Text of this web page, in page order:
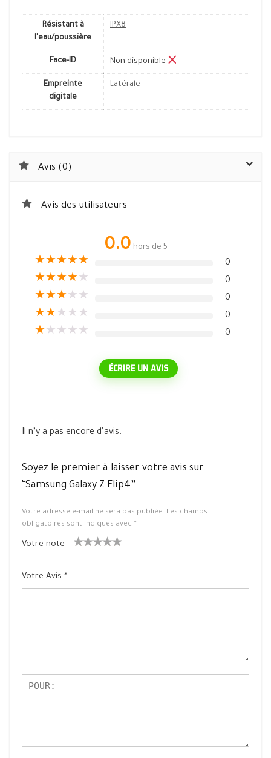
Résistant à
l'eau/poussière
IPX8
Face-ID Non disponible
Empreinte
digitale
Latérale
Avis (0)
Avis des utilisateurs
0.0 hors de 5
★★★★★ 0
★★★★★ 0
★★★★ ★ 0
★★★ ★ ★ 0
★★ ★ ★ ★ 0
ÉCRIRE UN AVIS
Il n’y a pas encore d’avis.
Soyez le premier à laisser votre avis sur
“Samsung Galaxy Z Flip4”
Votre adresse e-mail ne sera pas publiée. Les champs
obligatoires sont indiqués avec *
Votre note
oil
sur
Votre Avis *